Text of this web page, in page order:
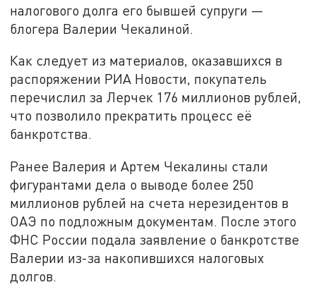
налогового долга его бывшей супруги —
блогера Валерии Чекалиной.
Как следует из материалов, оказавшихся в
распоряжении РИА Новости, покупатель
перечислил за Лерчек 176 миллионов рублей,
что позволило прекратить процесс её
банкротства.
Ранее Валерия и Артем Чекалины стали
фигурантами дела о выводе более 250
миллионов рублей на счета нерезидентов в
ОАЭ по подложным документам. После этого
ФНС России подала заявление о банкротстве
Валерии из-за накопившихся налоговых
долгов.